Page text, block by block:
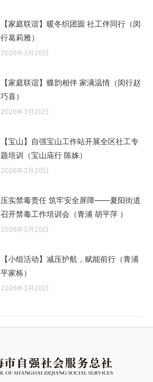
【家庭联谊】暖冬织团圆 社工伴同行（闵
行葛莉雅）
2026年3月20日
【家庭联谊】蝶韵相伴 家满温情（闵行赵
巧喜）
2026年3月20日
【宝山】自强宝山工作站开展全区社工专
题培训（宝山庙行 陈姝）
2026年3月20日
压实禁毒责任 筑牢安全屏障——夏阳街道
召开禁毒工作培训会（青浦 胡平萍 ）
2026年3月20日
【小组活动】减压护航，赋能前行（青浦
平家栋）
2026年3月20日